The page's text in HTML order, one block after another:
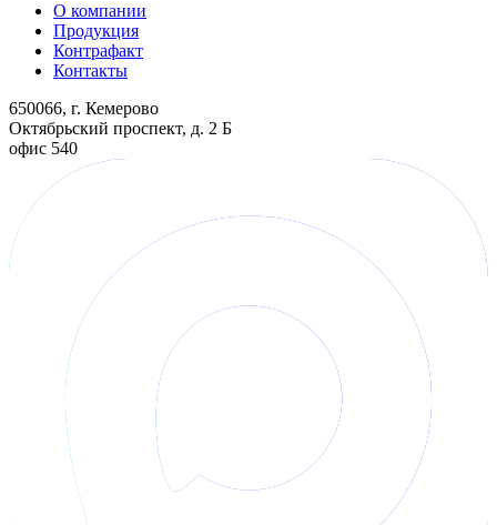
О компании
Продукция
Контрафакт
Контакты
650066, г. Кемерово
Октябрьский проспект, д. 2 Б
офис 540